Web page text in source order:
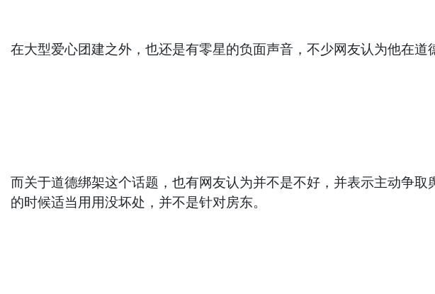
在大型爱心团建之外，也还是有零星的负面声音，不少网友认为他在道
而关于道德绑架这个话题，也有网友认为并不是不好，并表示主动争
的时候适当用用没坏处，并不是针对房东。